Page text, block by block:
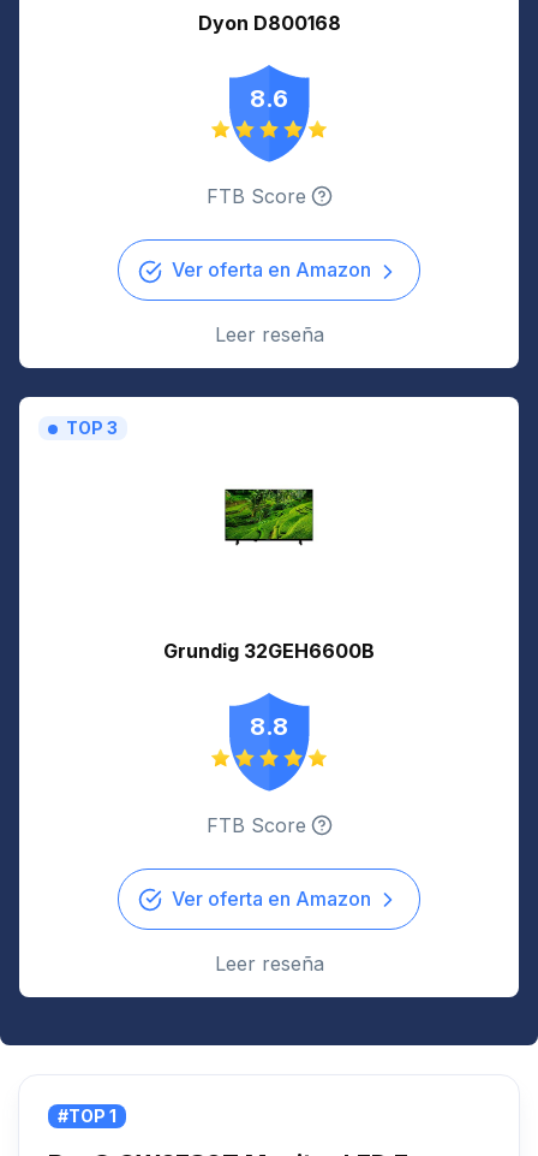
Dyon D800168
8.6
FTB Score
Ver oferta en Amazon
Leer reseña
TOP 3
Grundig 32GEH6600B
8.8
FTB Score
Ver oferta en Amazon
Leer reseña
#TOP 1